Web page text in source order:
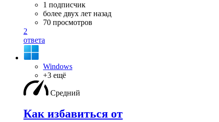
1 подписчик
более двух лет назад
70 просмотров
2
ответа
Windows
+3 ещё
Средний
Как избавиться от